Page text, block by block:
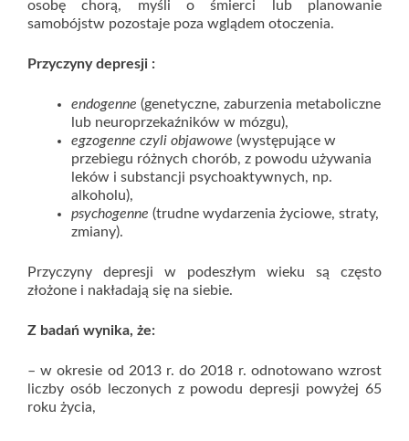
osobę chorą, myśli o śmierci lub planowanie
samobójstw pozostaje poza wglądem otoczenia.
Przyczyny depresji :
endogenne (genetyczne, zaburzenia metaboliczne
lub neuroprzekaźników w mózgu),
egzogenne czyli objawowe (występujące w
przebiegu różnych chorób, z powodu używania
leków i substancji psychoaktywnych, np.
alkoholu),
psychogenne (trudne wydarzenia życiowe, straty,
zmiany).
Przyczyny depresji w podeszłym wieku są często
złożone i nakładają się na siebie.
Z badań wynika, że:
– w okresie od 2013 r. do 2018 r. odnotowano wzrost
liczby osób leczonych z powodu depresji powyżej 65
roku życia,